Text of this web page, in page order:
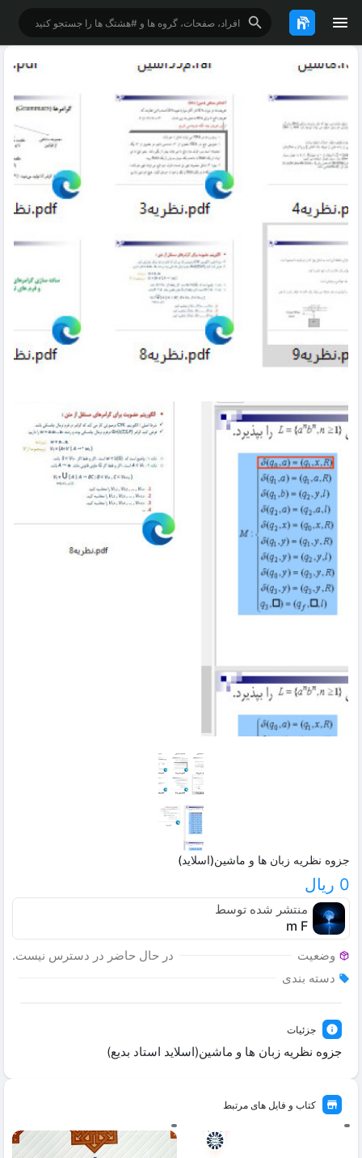
جزوه نظریه زبان ها و ماشین(اسلاید)
0 ریال
منتشر شده توسط
m F
وضعیت
در حال حاضر در دسترس نیست.
دسته بندی
جزئیات
جزوه نظریه زبان ها و ماشین(اسلاید استاد بدیع)
کتاب و فایل های مرتبط